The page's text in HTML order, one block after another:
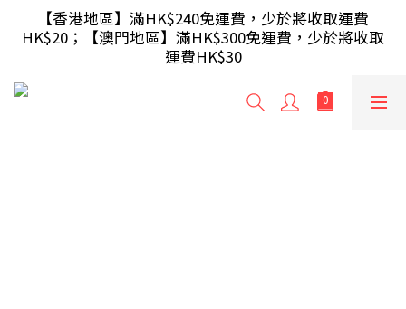
【滿額即送】訂單滿$499 送 USB 無線滑鼠 / 30W USB
充電器 ; 滿$699 再送 AA/AAA 電芯40粒(隨機及根據庫
存調整)
【香港地區】滿HK$240免運費，少於將收取運費
HK$20；【澳門地區】滿HK$300免運費，少於將收取
運費HK$30
【滿額即送】訂單滿$499 送 USB 無線滑鼠 / 30W USB
充電器 ; 滿$699 再送 AA/AAA 電芯40粒(隨機及根據庫